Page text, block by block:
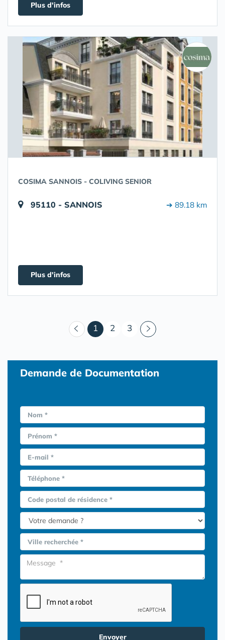
Plus d'infos
COSIMA SANNOIS - COLIVING SENIOR
95110 - SANNOIS ➔ 89.18 km
Plus d'infos
1 (courant)
2 3
Demande de Documentation
Nom *
Prénom *
E-mail *
Téléphone *
Code postal de résidence *
Ville recherchée *
Envoyer